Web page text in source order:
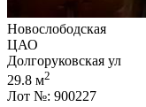
Новослободская
ЦАО
Долгоруковская ул
29.8 м2
Лот №: 900227